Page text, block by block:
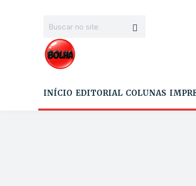
INÍCIO EDITORIAL COLUNAS